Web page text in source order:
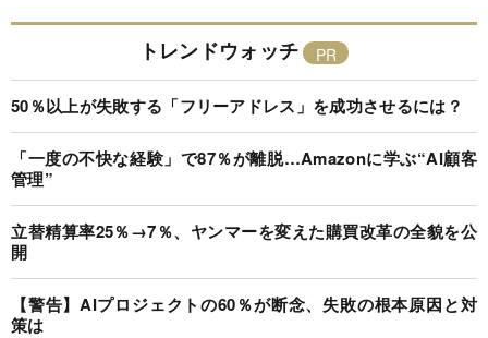
トレンドウォッチ
50％以上が失敗する「フリーアドレス」を成功させるには？
「一度の不快な経験」で87％が離脱…Amazonに学ぶ“AI顧客
管理”
立替精算率25％→7％、ヤンマーを変えた購買改革の全貌を公
開
【警告】AIプロジェクトの60％が断念、失敗の根本原因と対
策は